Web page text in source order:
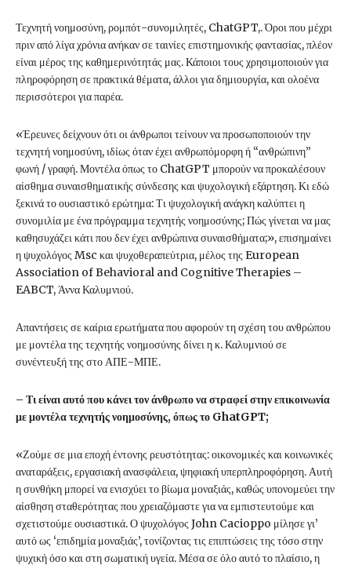
Τεχνητή νοημοσύνη, ρομπότ-συνομιλητές, ChatGPT,. Όροι που μέχρι
πριν από λίγα χρόνια ανήκαν σε ταινίες επιστημονικής φαντασίας, πλέον
είναι μέρος της καθημερινότητάς μας. Κάποιοι τους χρησιμοποιούν για
πληροφόρηση σε πρακτικά θέματα, άλλοι για δημιουργία, και ολοένα
περισσότεροι για παρέα.
«Έρευνες δείχνουν ότι οι άνθρωποι τείνουν να προσωποποιούν την
τεχνητή νοημοσύνη, ιδίως όταν έχει ανθρωπόμορφη ή “ανθρώπινη”
φωνή / γραφή. Μοντέλα όπως το ChatGPT μπορούν να προκαλέσουν
αίσθημα συναισθηματικής σύνδεσης και ψυχολογική εξάρτηση. Κι εδώ
ξεκινά το ουσιαστικό ερώτημα: Τι ψυχολογική ανάγκη καλύπτει η
συνομιλία με ένα πρόγραμμα τεχνητής νοημοσύνης; Πώς γίνεται να μας
καθησυχάζει κάτι που δεν έχει ανθρώπινα συναισθήματα;», επισημαίνει
η ψυχολόγος Msc και ψυχοθεραπεύτρια, μέλος της European
Association of Behavioral and Cognitive Therapies –
EABCT, Άννα Καλυμνιού.
Απαντήσεις σε καίρια ερωτήματα που αφορούν τη σχέση του ανθρώπου
με μοντέλα της τεχνητής νοημοσύνης δίνει η κ. Καλυμνιού σε
συνέντευξή της στο ΑΠΕ-ΜΠΕ.
– Τι είναι αυτό που κάνει τον άνθρωπο να στραφεί στην επικοινωνία
με μοντέλα τεχνητής νοημοσύνης, όπως το GhatGPT;
«Ζούμε σε μια εποχή έντονης ρευστότητας: οικονομικές και κοινωνικές
αναταράξεις, εργασιακή ανασφάλεια, ψηφιακή υπερπληροφόρηση. Αυτή
η συνθήκη μπορεί να ενισχύει το βίωμα μοναξιάς, καθώς υπονομεύει την
αίσθηση σταθερότητας που χρειαζόμαστε για να εμπιστευτούμε και
σχετιστούμε ουσιαστικά. Ο ψυχολόγος John Cacioppo μίλησε γι’
αυτό ως ‘επιδημία μοναξιάς’, τονίζοντας τις επιπτώσεις της τόσο στην
ψυχική όσο και στη σωματική υγεία. Μέσα σε όλο αυτό το πλαίσιο, η